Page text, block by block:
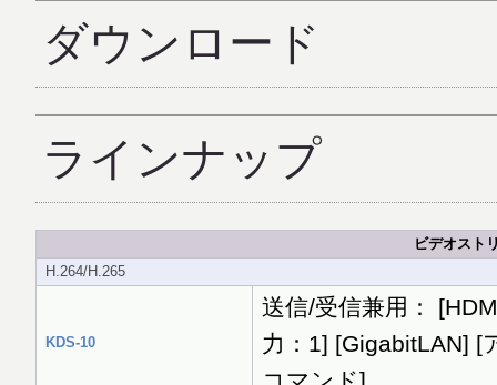
ダウンロード
ラインナップ
ビデオスト
H.264/H.265
KDS-10
送信/受信兼用：
力：1] [GigabitLAN] [